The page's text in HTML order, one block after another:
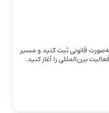
قانونی ثبت کنید و مسیر
بین‌المللی را آغاز کنید.